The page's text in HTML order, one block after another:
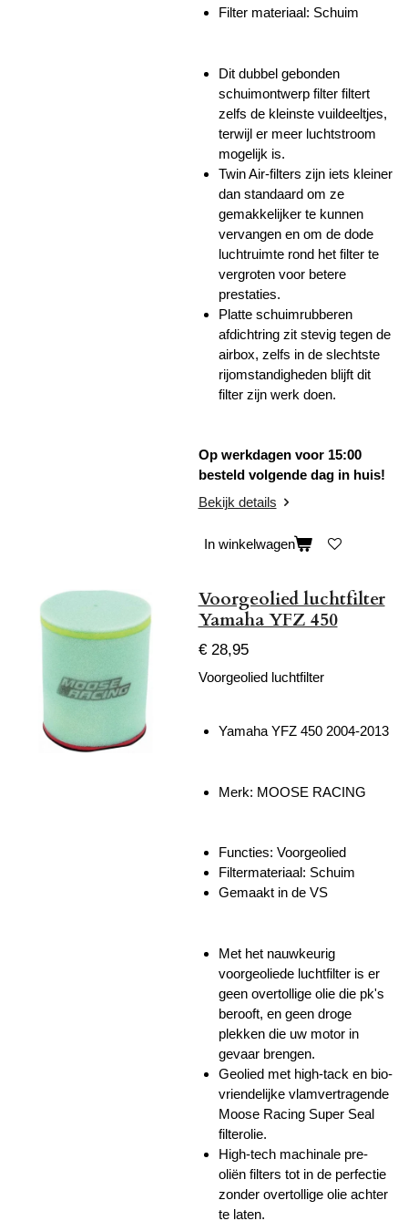
Filter materiaal: Schuim
Dit dubbel gebonden
schuimontwerp filter filtert
zelfs de kleinste vuildeeltjes,
terwijl er meer luchtstroom
mogelijk is.
Twin Air-filters zijn iets kleiner
dan standaard om ze
gemakkelijker te kunnen
vervangen en om de dode
luchtruimte rond het filter te
vergroten voor betere
prestaties.
Platte schuimrubberen
afdichtring zit stevig tegen de
airbox, zelfs in de slechtste
rijomstandigheden blijft dit
filter zijn werk doen.
Op werkdagen voor 15:00
besteld volgende dag in huis!
Bekijk details
In winkelwagen
Voorgeolied luchtfilter
Yamaha YFZ 450
€ 28,95
Voorgeolied luchtfilter
Yamaha YFZ 450 2004-2013
Merk: MOOSE RACING
Functies: Voorgeolied
Filtermateriaal: Schuim
Gemaakt in de VS
Met het nauwkeurig
voorgeoliede luchtfilter is er
geen overtollige olie die pk's
berooft, en geen droge
plekken die uw motor in
gevaar brengen.
Geolied met high-tack en bio-
vriendelijke vlamvertragende
Moose Racing Super Seal
filterolie.
High-tech machinale pre-
oliën filters tot in de perfectie
zonder overtollige olie achter
te laten.